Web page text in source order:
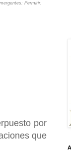
Permitir.
por
que